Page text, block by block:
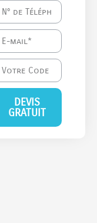
DEVIS
GRATUIT